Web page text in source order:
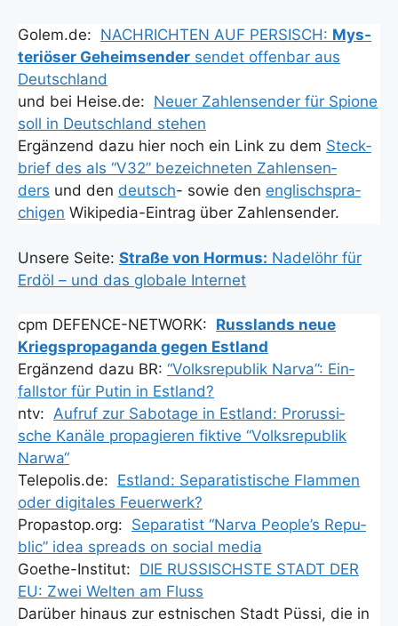
Golem.de: NACHRICHTEN AUF PERSISCH: Mys­
te­riö­ser Geheim­sen­der sen­det offen­bar aus
Deutsch­land
und bei Heise.de: Neu­er Zah­len­sen­der für Spio­ne
soll in Deutsch­land ste­hen
Ergän­zend dazu hier noch ein Link zu dem Steck­
brief des als “V32” bezeich­ne­ten Zah­len­sen­
ders und den deutsch- sowie den eng­lisch­spra­
chi­gen Wiki­pe­dia-Ein­trag über Zah­len­sen­der.
Unse­re Sei­te: Stra­ße von Hor­mus: Nadel­öhr für
Erd­öl – und das glo­ba­le Inter­net
cpm DEFENCE-NETWORK: Russ­lands neue
Kriegs­pro­pa­gan­da gegen Est­land
Ergän­zend dazu BR: “Volks­re­pu­blik Nar­va”: Ein­
falls­tor für Putin in Est­land?
ntv: Auf­ruf zur Sabo­ta­ge in Est­land: Pro­rus­si­
sche Kanä­le pro­pa­gie­ren fik­ti­ve “Volks­re­pu­blik
Nar­wa“
Telepolis.de: Est­land: Sepa­ra­tis­ti­sche Flam­men
oder digi­ta­les Feu­er­werk?
Propastop.org: Sepa­ra­tist “Nar­va People’s Repu­
blic” idea spreads on social media
Goe­the-Insti­tut: DIE RUSSISCHSTE STADT DER
EU: Zwei Wel­ten am Fluss
Dar­über hin­aus zur est­ni­schen Stadt Püs­si, die in